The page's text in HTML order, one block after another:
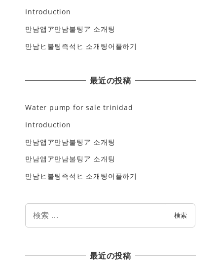
Introduction
만남앱ア만남불팅ア 소개팅
만남ヒ불팅즉석ヒ 소개팅어플하기
最近の投稿
Water pump for sale trinidad
Introduction
만남앱ア만남불팅ア 소개팅
만남앱ア만남불팅ア 소개팅
만남ヒ불팅즉석ヒ 소개팅어플하기
検索
最近の投稿